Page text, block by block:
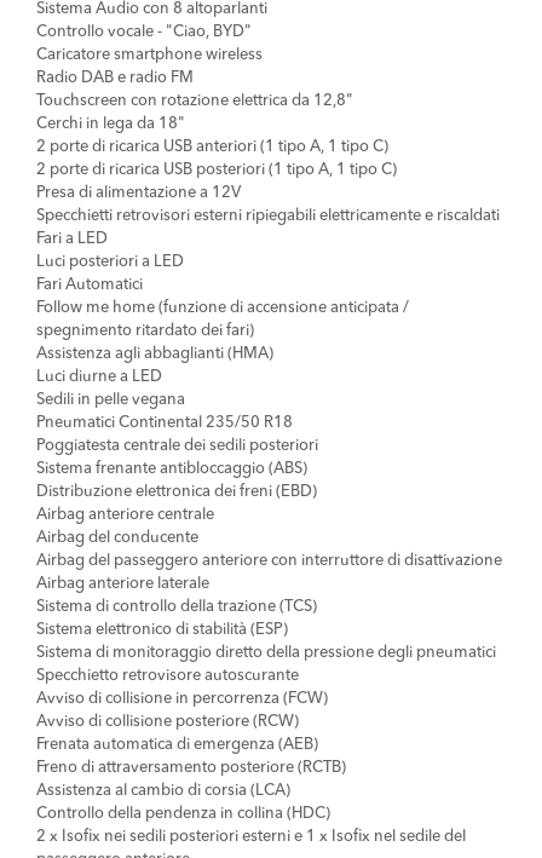
Sistema Audio con 8 altoparlanti
Controllo vocale - "Ciao, BYD"
Caricatore smartphone wireless
Radio DAB e radio FM
Touchscreen con rotazione elettrica da 12,8"
Cerchi in lega da 18"
2 porte di ricarica USB anteriori (1 tipo A, 1 tipo C)
2 porte di ricarica USB posteriori (1 tipo A, 1 tipo C)
Presa di alimentazione a 12V
Specchietti retrovisori esterni ripiegabili elettricamente e riscaldati
Fari a LED
Luci posteriori a LED
Fari Automatici
Follow me home (funzione di accensione anticipata /
spegnimento ritardato dei fari)
Assistenza agli abbaglianti (HMA)
Luci diurne a LED
Sedili in pelle vegana
Pneumatici Continental 235/50 R18
Poggiatesta centrale dei sedili posteriori
Sistema frenante antibloccaggio (ABS)
Distribuzione elettronica dei freni (EBD)
Airbag anteriore centrale
Airbag del conducente
Airbag del passeggero anteriore con interruttore di disattivazione
Airbag anteriore laterale
Sistema di controllo della trazione (TCS)
Sistema elettronico di stabilità (ESP)
Sistema di monitoraggio diretto della pressione degli pneumatici
Specchietto retrovisore autoscurante
Avviso di collisione in percorrenza (FCW)
Avviso di collisione posteriore (RCW)
Frenata automatica di emergenza (AEB)
Freno di attraversamento posteriore (RCTB)
Assistenza al cambio di corsia (LCA)
Controllo della pendenza in collina (HDC)
2 x Isofix nei sedili posteriori esterni e 1 x Isofix nel sedile del